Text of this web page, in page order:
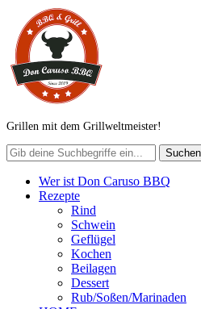
Grillen mit dem Grillweltmeister!
Wer ist Don Caruso BBQ
Rezepte
Rind
Schwein
Geflügel
Kochen
Beilagen
Dessert
Rub/Soßen/Marinaden